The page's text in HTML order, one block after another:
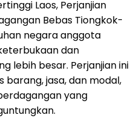
Laos, Perjanjian
Bebas Tiongkok-
negara anggota
dan
lebih besar. Perjanjian ini
jasa, dan modal,
yang